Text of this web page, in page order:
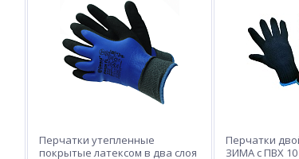
Перчатки утепленные
покрытые латексом в два слоя
Перчатки
ЗИМА с ПВХ 10